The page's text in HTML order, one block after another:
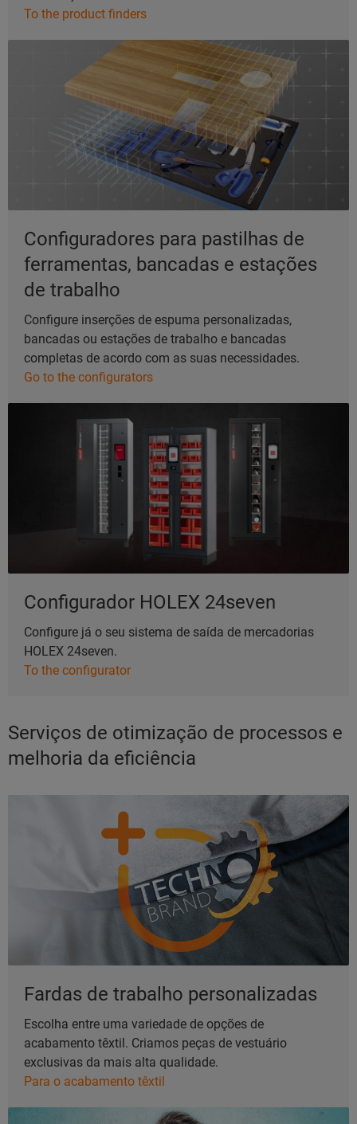
To the product finders
Configuradores para pastilhas de
ferramentas, bancadas e estações
de trabalho
Configure inserções de espuma personalizadas,
bancadas ou estações de trabalho e bancadas
completas de acordo com as suas necessidades.
Go to the configurators
Configurador HOLEX 24seven
Configure já o seu sistema de saída de mercadorias
HOLEX 24seven.
To the configurator
Serviços de otimização de processos e
melhoria da eficiência
Fardas de trabalho personalizadas
Escolha entre uma variedade de opções de
acabamento têxtil. Criamos peças de vestuário
exclusivas da mais alta qualidade.
Para o acabamento têxtil